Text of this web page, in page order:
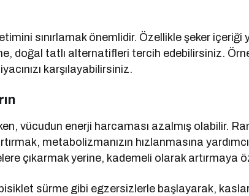
sınırlamak önemlidir. Özellikle şeker içeriği
doğal tatlı alternatifleri tercih edebilirsiniz.
karşılayabilirsiniz.
vücudun enerji harcaması azalmış olabilir.
metabolizmanızın hızlanmasına
çıkarmak yerine, kademeli olarak artırmaya
sürme gibi egzersizlerle başlayarak,